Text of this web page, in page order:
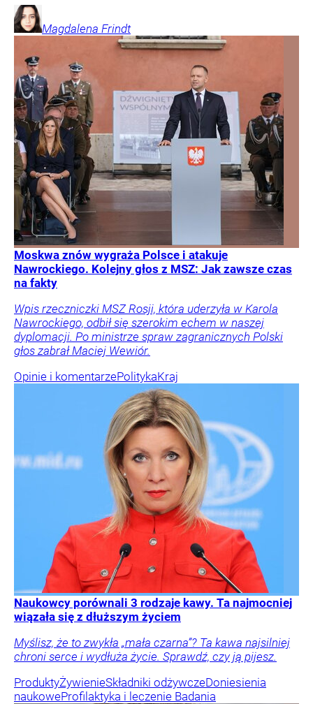
Magdalena Frindt
Moskwa znów wygraża Polsce i atakuje
Nawrockiego. Kolejny głos z MSZ: Jak zawsze czas
na fakty
Wpis rzeczniczki MSZ Rosji, która uderzyła w Karola
Nawrockiego, odbił się szerokim echem w naszej
dyplomacji. Po ministrze spraw zagranicznych Polski
głos zabrał Maciej Wewiór.
Opinie i komentarzePolitykaKraj
Naukowcy porównali 3 rodzaje kawy. Ta najmocniej
wiązała się z dłuższym życiem
Myślisz, że to zwykła „mała czarna”? Ta kawa najsilniej
chroni serce i wydłuża życie. Sprawdź, czy ją pijesz.
ProduktyŻywienieSkładniki odżywczeDoniesienia
naukoweProfilaktyka i leczenie Badania